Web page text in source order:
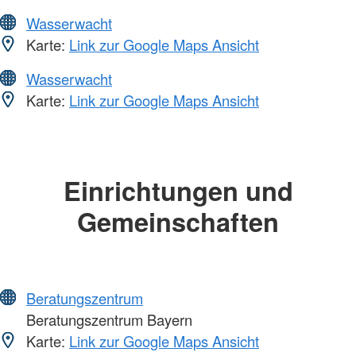
Wasserwacht
Karte: Link zur Google Maps Ansicht
Wasserwacht
Karte: Link zur Google Maps Ansicht
Einrichtungen und
Gemeinschaften
Beratungszentrum
Beratungszentrum Bayern
Karte: Link zur Google Maps Ansicht